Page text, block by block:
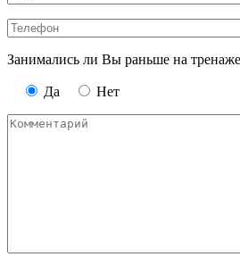
Занимались ли Вы раньше на
Да Нет